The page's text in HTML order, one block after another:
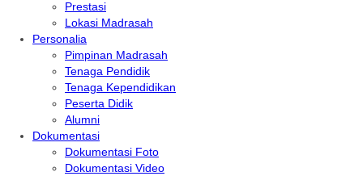
Prestasi
Lokasi Madrasah
Personalia
Pimpinan Madrasah
Tenaga Pendidik
Tenaga Kependidikan
Peserta Didik
Alumni
Dokumentasi
Dokumentasi Foto
Dokumentasi Video